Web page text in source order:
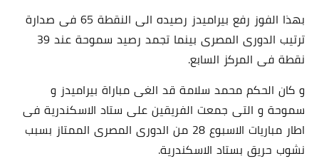
بهذا الفوز رفع بيراميدز رصيده الى النقطة 65 فى صدارة
ترتيب الدورى المصرى بينما تجمد رصيد سموحة عند 39
نقطة فى المركز السابع.
و كان الحكم محمد سلامة قد الغى مباراة بيراميدز و
سموحة و التى جمعت الفريقين على ستاد الاسكندرية فى
اطار مباريات الاسبوع 28 من الدورى المصرى الممتاز بسبب
نشوب حريق بستاد الاسكندرية.